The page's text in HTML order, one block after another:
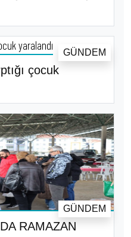
çocuk
GÜNDEM
RAMAZAN
GÜNDEM